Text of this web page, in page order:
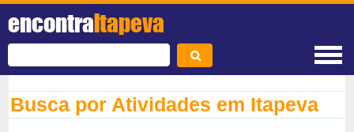
encontraItapeva
Busca por Atividades em Itapeva